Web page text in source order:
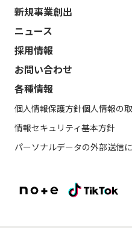
新規事業創出
ニュース
採用情報
お問い合わせ
各種情報
個人情報保護方針個人情報の
情報セキュリティ基本方針
パーソナルデータの外部送信